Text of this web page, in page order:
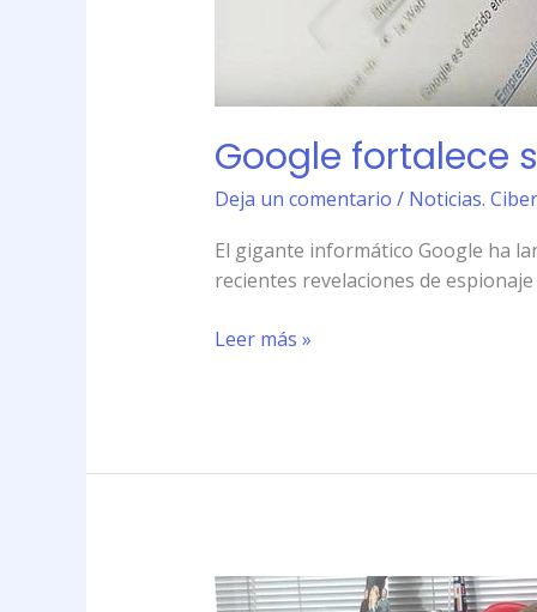
Google fortalece
Deja un comentario / Noticias.
El gigante informático Google ha
recientes revelaciones de
Leer más »
\»Ya